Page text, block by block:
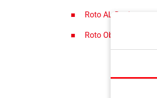
Roto AL Designo
Roto Object Business